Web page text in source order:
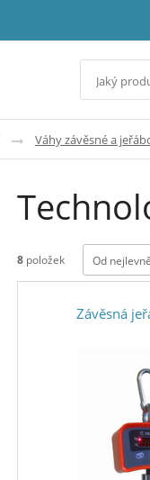
Váhy závěsné a
8 položek Od
Závěsná